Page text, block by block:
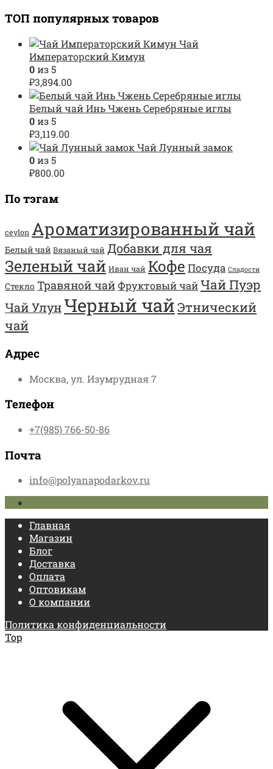
ТОП популярных товаров
Чай
Императорский Кимун
0из 5
₽3,894.00
Белый чай Инь Чжень Серебряные иглы
0из 5
₽3,119.00
Чай Лунный замок
0из 5
₽800.00
По тэгам
ceylon Ароматизированный чай
Белый чай Вязаный чай Добавки для чая
Зеленый чай Иван чай Кофе Посуда Сладости
Стекло Травяной чайФруктовый чайЧай Пуэр
Чай УлунЧерный чайЭтнический
чай
Адрес
Москва, ул. Изумрудная 7
Телефон
+7(985) 766-50-86
Почта
info@polyanapodarkov.ru
Главная
Магазин
Блог
Доставка
Оплата
Оптовикам
О компании
Политика конфиденциальности
Top